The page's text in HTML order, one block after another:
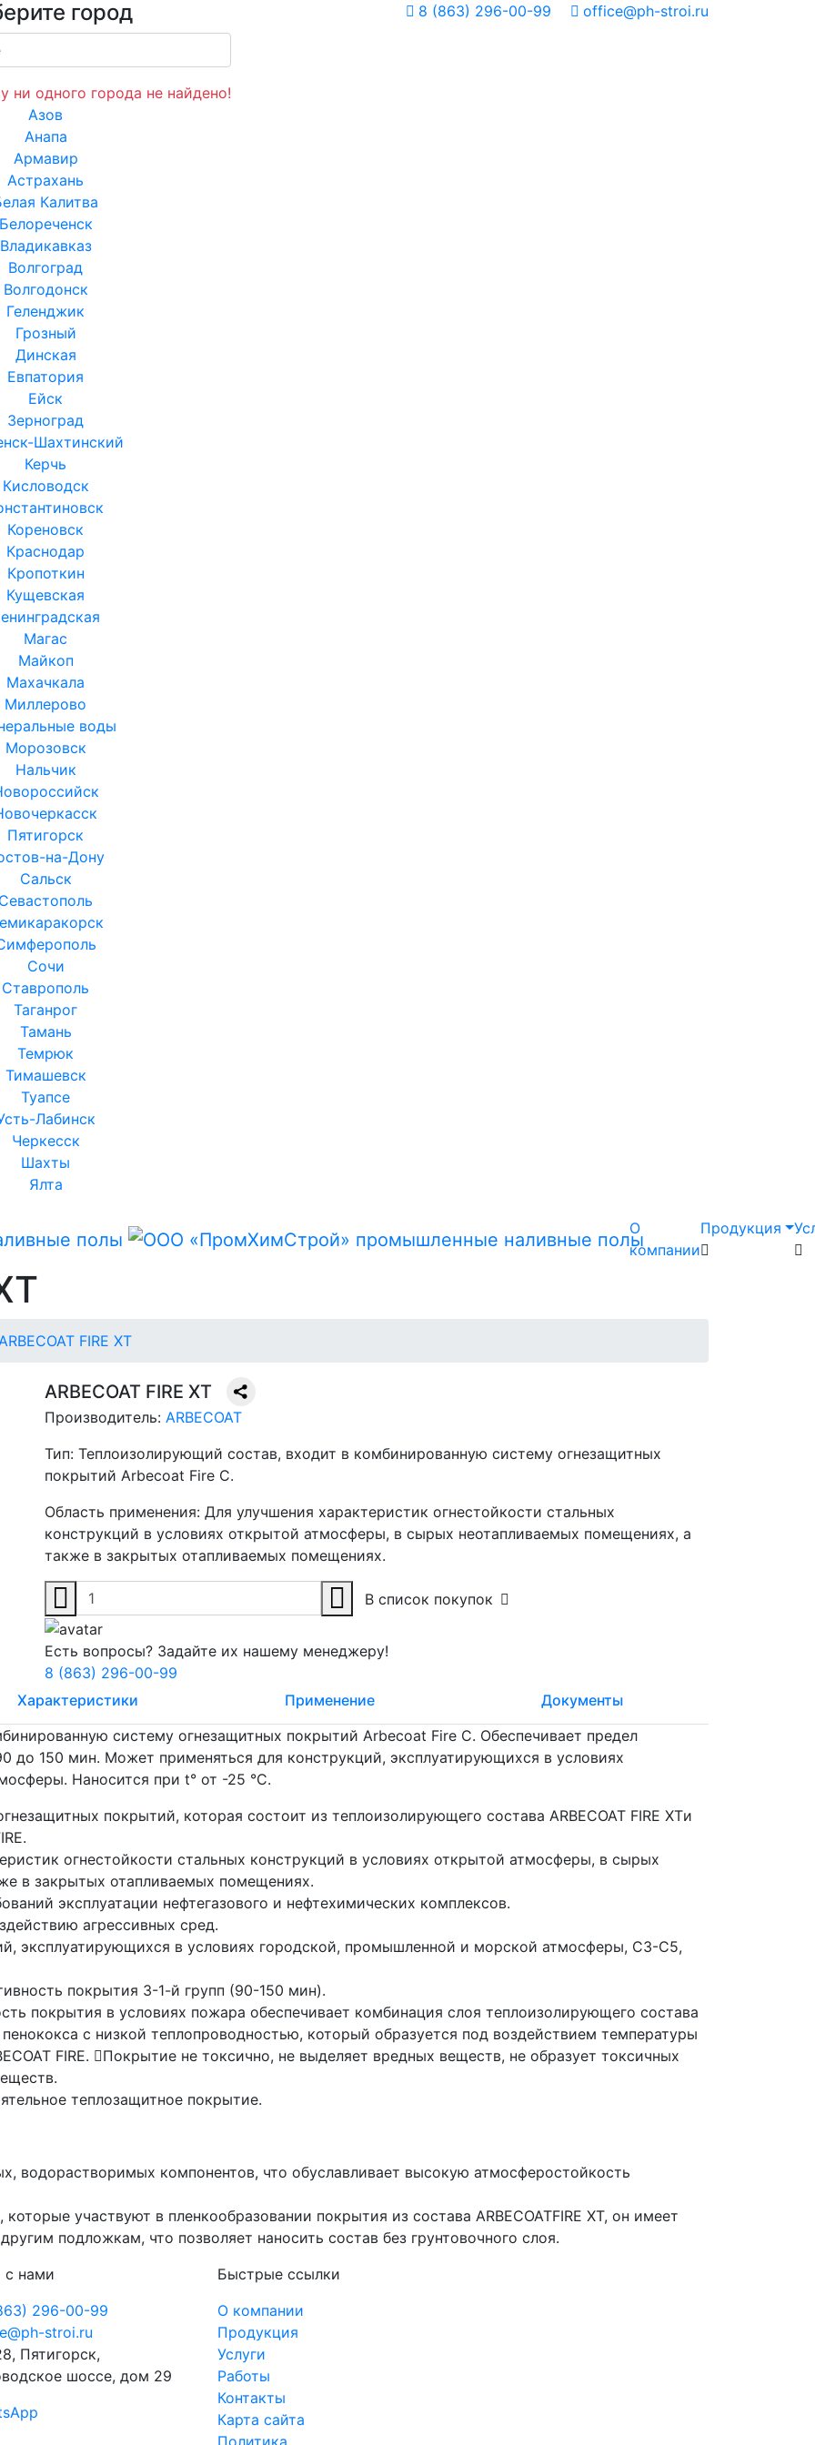
город
ни одного города не найдено!
Азов
Анапа
Армавир
Астрахань
Калитва
Владикавказ
Волгоград
Волгодонск
Геленджик
Грозный
Динская
Евпатория
Ейск
Зерноград
Шахтинский
Керчь
Кисловодск
Кореновск
Краснодар
Кропоткин
Кущевская
Магас
Майкоп
Махачкала
Миллерово
воды
Морозовск
Нальчик
Пятигорск
на-Дону
Сальск
Сочи
Ставрополь
Таганрог
Тамань
Темрюк
Тимашевск
Туапсе
Лабинск
Черкесск
Шахты
Ялта
8 (863) 296-00-99 office@ph-stroi.ru
О
компании
Продукция
FIRE XT
ARBECOAT FIRE XT
Производитель: ARBECOAT
Тип: Теплоизолирующий состав, входит в комбинированную систему огнезащитных
покрытий Arbecoat Fire C.
Область применения: Для улучшения характеристик огнестойкости стальных
конструкций в условиях открытой атмосферы, в сырых неотапливаемых помещениях, а
также в закрытых отапливаемых помещениях.
В список покупок
Есть вопросы? Задайте их нашему менеджеру!
8 (863) 296-00-99
Характеристики
Применение
Документы
систему огнезащитных покрытий Arbecoat Fire C. Обеспечивает предел
до 150 мин. Может применяться для конструкций, эксплуатирующихся в условиях
Наносится при t° от -25 °C.
покрытий, которая состоит из теплоизолирующего состава ARBECOAT FIRE XTи
огнестойкости стальных конструкций в условиях открытой атмосферы, в сырых
в закрытых отапливаемых помещениях.
эксплуатации нефтегазового и нефтехимических комплексов.
агрессивных сред.
эксплуатирующихся в условиях городской, промышленной и морской атмосферы, С3-С5,
покрытия 3-1-й групп (90-150 мин).
покрытия в условиях пожара обеспечивает комбинация слоя теплоизолирующего состава
пенококса с низкой теплопроводностью, который образуется под воздействием температуры
FIRE. Покрытие не токсично, не выделяет вредных веществ, не образует токсичных
теплозащитное покрытие.
водорастворимых компонентов, что обуславливает высокую атмосферостойкость
участвуют в пленкообразовании покрытия из состава ARBECOATFIRE XT, он имеет
подложкам, что позволяет наносить состав без грунтовочного слоя.
с нами
296-00-99
stroi.ru
Пятигорск,
шоссе, дом 29
Быстрые ссылки
О компании
Продукция
Услуги
Работы
Контакты
Карта сайта
Политика